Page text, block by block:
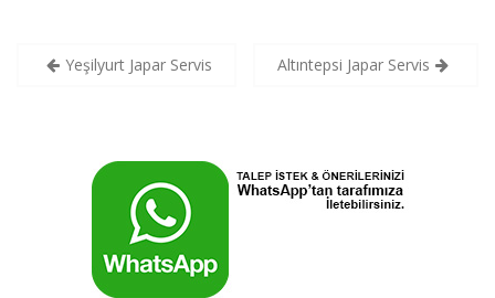
YazıYeşilyurt Japar Servis Altıntepsi Japar Servis